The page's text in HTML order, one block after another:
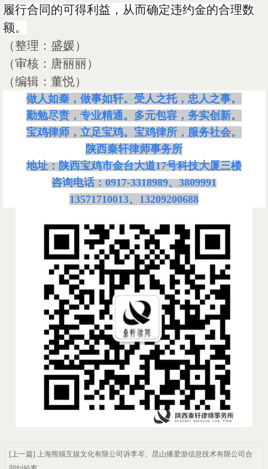
履行合同的可得利益，从而确定违约金的合理数
额。
（整理：盛媛）
（审核：唐丽丽）
（编辑：董悦）
做人如秦，做事如轩。受人之托，忠人之事。
勤勉尽责，专业精通。多元包容，务实创新。
宝鸡律师，立足宝鸡。宝鸡律所，服务社会。
陕西秦轩律师事务所
地址：陕西宝鸡市金台大道17号科技大厦三楼
咨询电话：0917-3318989、3809991
13571710013、13209200688
[上一篇] 上海熊猫互娱文化有限公司诉李岑、昆山播爱游信息技术有限公司合